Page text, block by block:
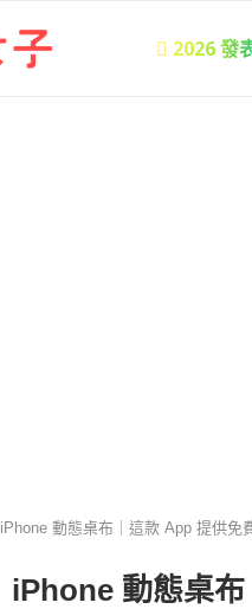
 2026 發
iPhone 動態桌布｜這款 App 提供免
iPhone 動態桌